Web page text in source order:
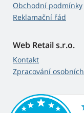
Obchodní podmínky
Reklamační řád
Web Retail s.r.o.
Kontakt
Zpracování